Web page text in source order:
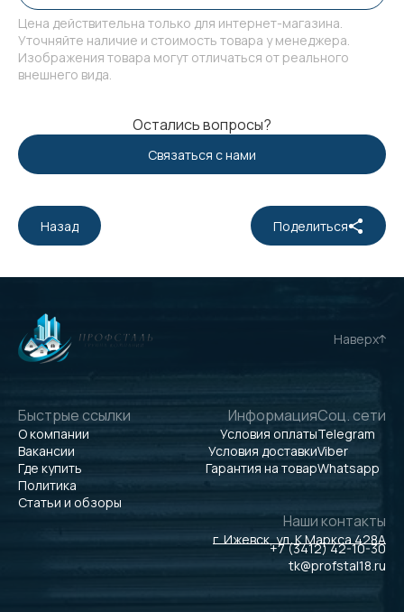
Цена действительна только для интернет-магазина.
Уточняйте наличие и стоимость товара у менеджера.
Изображения товара могут отличаться от реального
внешнего вида.
Остались вопросы?
Связаться с нами
Назад Поделиться
Наверх
Быстрые ссылки
О компании
Вакансии
Где купить
Политика
Статьи и обзоры
Информация
Условия оплаты
Условия доставки
Гарантия на товар
Соц. сети
Telegram
Viber
Whatsapp
Наши контакты
г. Ижевск, ул. К.Маркса 428А
+7 (3412) 42-10-30
tk@profstal18.ru